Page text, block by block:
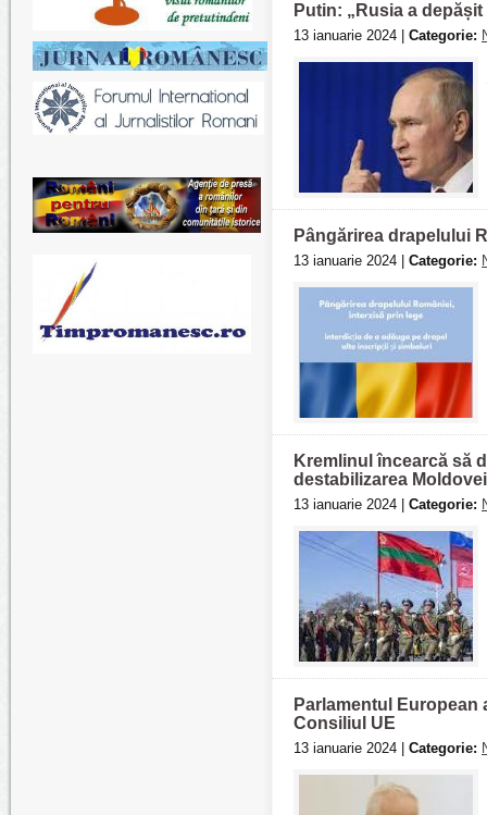
Putin: „Rusia a
13 ianuarie 2024 | Categorie:
Pângărirea drapelului
13 ianuarie 2024 | Categorie:
Kremlinul încearcă să
destabilizarea
13 ianuarie 2024 | Categorie:
Parlamentul
Consiliul UE
13 ianuarie 2024 | Categorie: